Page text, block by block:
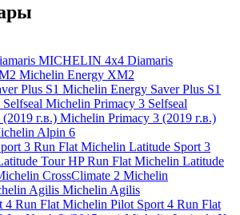
MICHELIN 4x4 Diamaris
Michelin Energy XM2
Michelin Energy Saver Plus S1
Michelin Primacy 3 Selfseal
Michelin Primacy 3 (2019 г.в.)
Alpin 6
Michelin Latitude Sport 3
Michelin Latitude
Michelin
Michelin Agilis
Michelin Pilot Sport 4 Run Flat